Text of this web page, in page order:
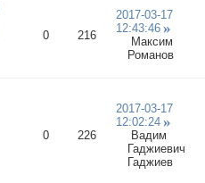
0 216
2017-03-17
12:43:46
Максим
Романов
0 226
2017-03-17
12:02:24
Вадим
Гаджиевич
Гаджиев